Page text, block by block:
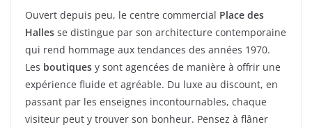
Ouvert depuis peu, le centre commercial Place des
Halles se distingue par son architecture contemporaine
qui rend hommage aux tendances des années 1970.
Les boutiques y sont agencées de manière à offrir une
expérience fluide et agréable. Du luxe au discount, en
passant par les enseignes incontournables, chaque
visiteur peut y trouver son bonheur. Pensez à flâner